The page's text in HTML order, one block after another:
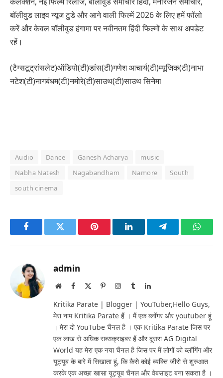
बॉलीवुड लाइव न्यूज टुडे और आने वाली फिल्में 2026 के लिए हमें फॉलो
करें और केवल बॉलीवुड हंगामा पर नवीनतम हिंदी फिल्मों के साथ अपडेट
रहें।
(टैग्सटूट्रांसलेट)ऑडियो(टी)डांस(टी)गणेश आचार्य(टी)म्यूजिक(टी)नाभा
नटेश(टी)नागबंधम(टी)नमोरे(टी)साउथ(टी)साउथ सिनेमा
Audio Dance Ganesh Acharya
music
Nabha Natesh
Nagabandham Namore
South
south cinema
FacebookTwitter Pinterest LinkedInTelegram
admin
WebsiteFacebook PinterestInstagram
TumblrLinkedIn
Kritika Parate | Blogger | YouTuber,Hello Guys,
मेरा नाम Kritika Parate हैं । मैं एक ब्लॉगर और youtuber हूं
। मेरा दो YouTube चैनल है । एक Kritika Parate जिस पर
एक लाख से अधिक सब्सक्राइबर हैं और दूसरा AG Digital
World यह मेरा एक नया चैनल है जिस पर मैं लोगों को ब्लॉगिंग और
यूट्यूब के बारे में सिखाता हूं, कि कैसे कोई व्यक्ति जीरो से शुरुआत
करके एक अच्छा खासा यूट्यूब चैनल और वेबसाइट बना सकता है ।